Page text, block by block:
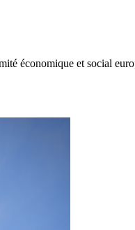
économique et social